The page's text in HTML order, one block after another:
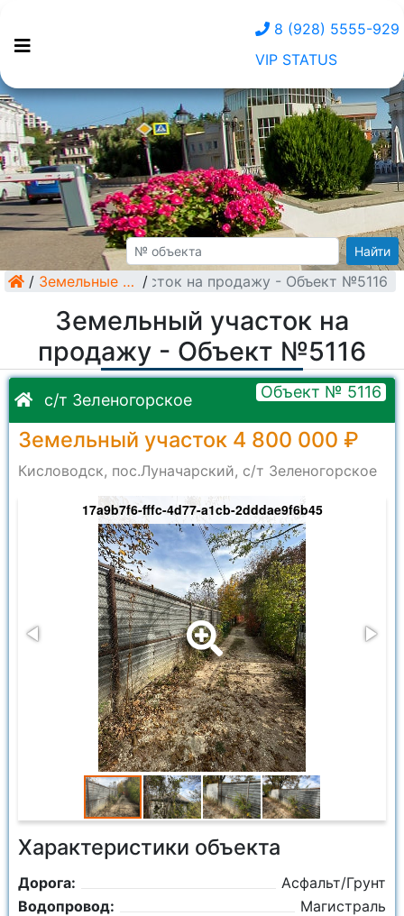
8 (928) 5555-929
VIP STATUS
Найти
/ Земельные участки /
Земельный участок на продажу - Объект №5116
Земельный участок на
продажу - Объект №5116
с/т Зеленогорское Объект № 5116
Земельный участок 4 800 000 ₽
Кисловодск, пос.Луначарский, с/т Зеленогорское
17a9b7f6-fffc-4d77-a1cb-2dddae9f6b45
Характеристики объекта
Дорога:
Асфальт/Грунт
Водопровод:
Магистраль